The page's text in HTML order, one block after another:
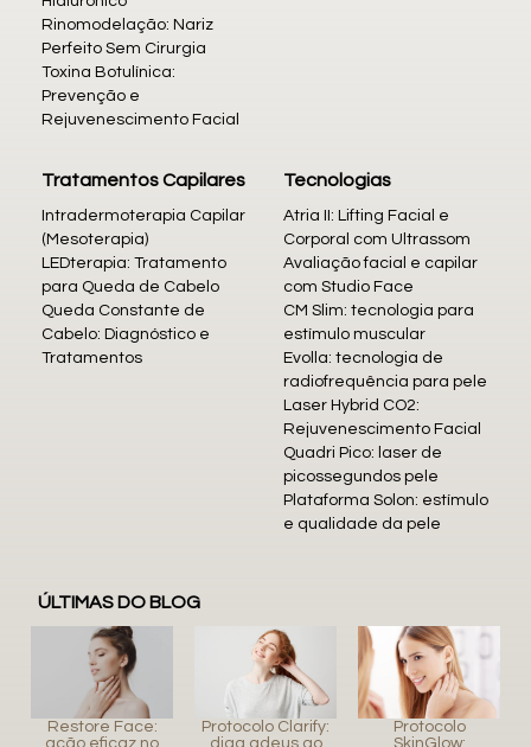
Rinomodelação: Nariz
Perfeito Sem Cirurgia
Toxina Botulínica:
Prevenção e
Rejuvenescimento Facial
Tratamentos Capilares
Intradermoterapia Capilar
(Mesoterapia)
LEDterapia: Tratamento
para Queda de Cabelo
Queda Constante de
Cabelo: Diagnóstico e
Tratamentos
Tecnologias
Atria II: Lifting Facial e
Corporal com Ultrassom
Avaliação facial e capilar
com Studio Face
CM Slim: tecnologia para
estímulo muscular
Evolla: tecnologia de
radiofrequência para pele
Laser Hybrid CO2:
Rejuvenescimento Facial
Quadri Pico: laser de
picossegundos pele
Plataforma Solon: estímulo
e qualidade da pele
ÚLTIMAS DO BLOG
Restore Face:
ação eficaz no
Protocolo Clarify:
diga adeus ao
Protocolo
SkinGlow: